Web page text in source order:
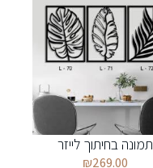
תמונה בחיתוך לייזר
₪269.00